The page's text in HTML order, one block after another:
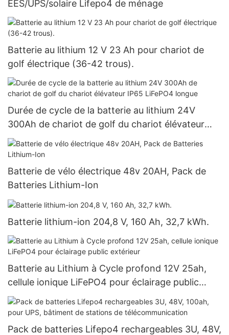
EES/UPS/solaire Lifepo4 de ménage
Batterie au lithium 12 V 23 Ah pour chariot de
golf électrique (36-42 trous).
Durée de cycle de la batterie au lithium 24V
300Ah de chariot de golf du chariot élévateur
IP65 LiFePO4 longue
Batterie de vélo électrique 48v 20AH, Pack de
Batteries Lithium-Ion
Batterie lithium-ion 204,8 V, 160 Ah, 32,7 kWh.
Batterie au Lithium à Cycle profond 12V 25ah,
cellule ionique LiFePO4 pour éclairage public
extérieur
Pack de batteries Lifepo4 rechargeables 3U, 48V,